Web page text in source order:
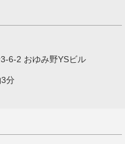
6-2 おゆみ野YSビル
分